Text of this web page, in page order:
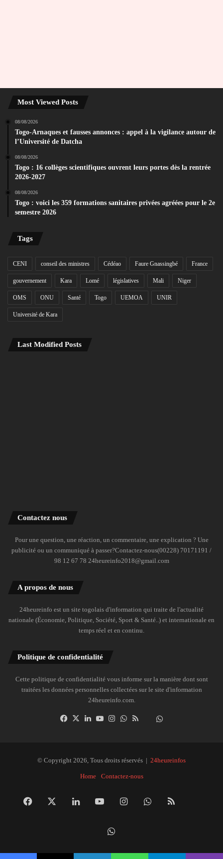
Most Viewed Posts
08/08/2026
Togo-Arnaques et fausses annonces : appel à la vigilance autour de
l’Université de Datcha
08/08/2026
Togo : 16 collèges scientifiques ouvrent leurs portes dès la rentrée
2026-2027
08/08/2026
Togo : voici les 359 formations sanitaires privées agréées pour le 2e
semestre 2026
Tags
CENI conseil des ministres Cédéao Faure Gnassingbé France
gouvernement Kara Lomé législatives Mali Niger
OMS ONU Santé Togo UEMOA UNIR
Université de Kara
Last Modified Posts
Contactez nous
Pour une question, une réaction, un commentaire, une explication ? Une
publicité ou un communiqué à passer?Contactez-nous(00228) 70171191 /
98 12 67 78 24heureinfo2018@gmail.com
A propos de nous
24heureinfo est un site togolais d'information qui traite de l'actualité
nationale (Économie, Politique, Société, Sport & Santé..) et internationale en
temps réel et en continu.
Politique de confidentialité
Cette politique de confidentialité vous informe sur la manière dont sont
traitées les données personnelles collectées sur le site d'information
24heureinfo.com.
Facebook
X LinkedinYouTubeInstagramWhatsAppDailymotion
© Copyright 2026, Tous droits réservés | 24heureinfos
Home Contactez-nous
Facebook LinkedinYouTubeInstagramWhatsApp
RSS
la